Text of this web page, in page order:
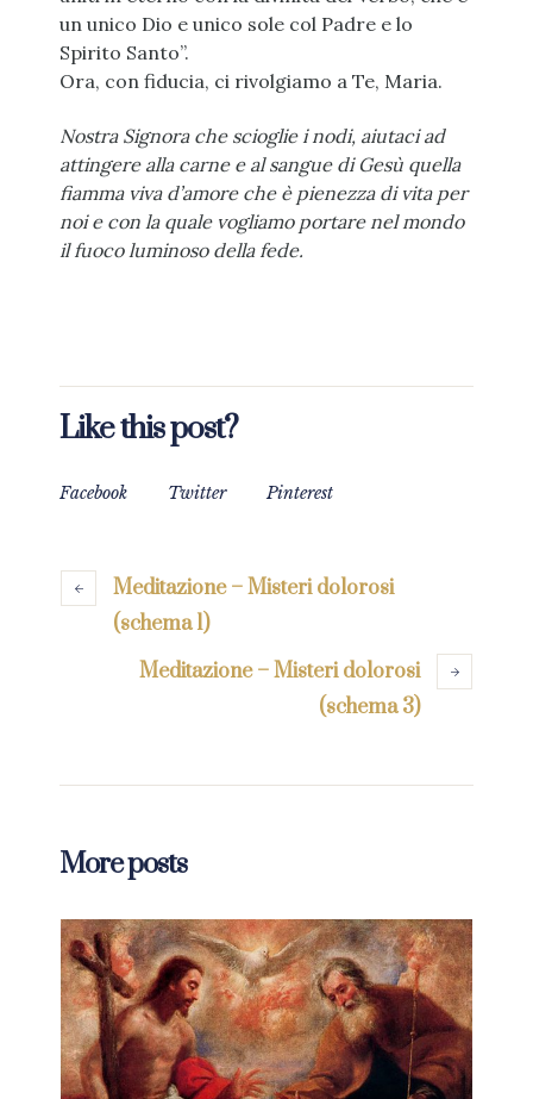
un unico Dio e unico sole col Padre e lo
Spirito Santo”.
Ora, con fiducia, ci rivolgiamo a Te, Maria.
Nostra Signora che scioglie i nodi, aiutaci ad
attingere alla carne e al sangue di Gesù quella
fiamma viva d’amore che è pienezza di vita per
noi e con la quale vogliamo portare nel mondo
il fuoco luminoso della fede.
Like this post?
Facebook Twitter Pinterest
Meditazione – Misteri dolorosi
(schema 1)
Meditazione – Misteri dolorosi
(schema 3)
More posts